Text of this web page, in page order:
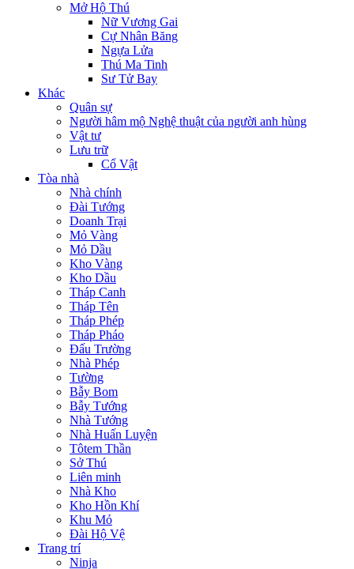
Mở Hộ Thú
Nữ Vương Gai
Cự Nhân Băng
Ngựa Lửa
Thú Ma Tinh
Sư Tử Bay
Khác
Quân sự
Người hâm mộ Nghệ thuật của người anh hùng
Vật tư
Lưu trữ
Cổ Vật
Tòa nhà
Nhà chính
Đài Tướng
Doanh Trại
Mỏ Vàng
Mỏ Dầu
Kho Vàng
Kho Dầu
Tháp Canh
Tháp Tên
Tháp Phép
Tháp Pháo
Đấu Trường
Nhà Phép
Tường
Bẫy Bom
Bẫy Tướng
Nhà Tướng
Nhà Huấn Luyện
Tôtem Thần
Sở Thú
Liên minh
Nhà Kho
Kho Hồn Khí
Khu Mỏ
Đài Hộ Vệ
Trang trí
Ninja